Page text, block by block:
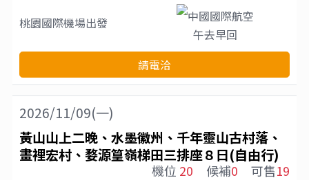
桃園國際機場出發
中國國際航空
午去早回
請電洽
2026/11/09(一)
黃山山上二晚、水墨徽州、千年靈山古村落、
畫裡宏村、婺源篁嶺梯田三排座８日(自由行)
機位 20 候補0 可售19